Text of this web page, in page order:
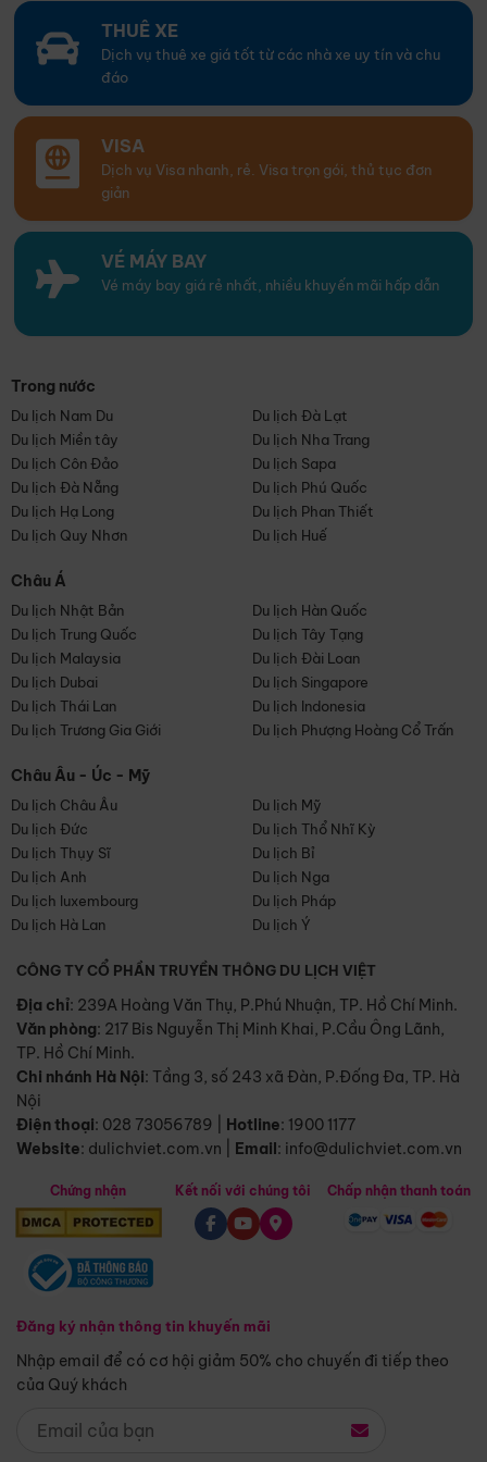
THUÊ XE
Dịch vụ thuê xe giá tốt từ các nhà xe uy tín và chu
đáo
VISA
Dịch vụ Visa nhanh, rẻ. Visa trọn gói, thủ tục đơn
giản
VÉ MÁY BAY
Vé máy bay giá rẻ nhất, nhiều khuyến mãi hấp dẫn
Trong nước
Du lịch Nam Du
Du lịch Đà Lạt
Du lịch Miền tây
Du lịch Nha Trang
Du lịch Côn Đảo
Du lịch Sapa
Du lịch Đà Nẵng
Du lịch Phú Quốc
Du lịch Hạ Long
Du lịch Phan Thiết
Du lịch Quy Nhơn
Du lịch Huế
Châu Á
Du lịch Nhật Bản
Du lịch Hàn Quốc
Du lịch Trung Quốc
Du lịch Tây Tạng
Du lịch Malaysia
Du lịch Đài Loan
Du lịch Dubai
Du lịch Singapore
Du lịch Thái Lan
Du lịch Indonesia
Du lịch Trương Gia Giới
Du lịch Phượng Hoàng Cổ Trấn
Châu Âu - Úc - Mỹ
Du lịch Châu Âu
Du lịch Mỹ
Du lịch Đức
Du lịch Thổ Nhĩ Kỳ
Du lịch Thụy Sĩ
Du lịch Bỉ
Du lịch Anh
Du lịch Nga
Du lịch luxembourg
Du lịch Pháp
Du lịch Hà Lan
Du lịch Ý
CÔNG TY CỔ PHẦN TRUYỀN THÔNG DU LỊCH VIỆT
Địa chỉ: 239A Hoàng Văn Thụ, P.Phú Nhuận, TP. Hồ Chí Minh.
Văn phòng: 217 Bis Nguyễn Thị Minh Khai, P.Cầu Ông Lãnh,
TP. Hồ Chí Minh.
Chi nhánh Hà Nội: Tầng 3, số 243 xã Đàn, P.Đống Đa, TP. Hà
Nội
Điện thoại: 028 73056789 Hotline: 1900 1177
Website: dulichviet.com.vn Email: info@dulichviet.com.vn
Chứng nhận
Đăng ký nhận thông tin khuyến mãi
Nhập email để có cơ hội giảm 50% cho chuyến đi tiếp theo
của Quý khách
Kết nối với chúng tôi Chấp nhận thanh toán